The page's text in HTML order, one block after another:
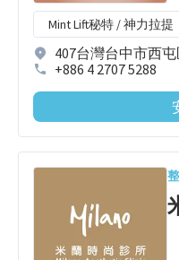
Mint Lift秘特 / 神力拉提
407台灣台中市西
+886 4 2707 5288